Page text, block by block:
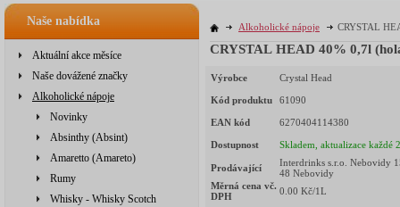
Naše nabídka
Aktuální akce měsíce
Naše dovážené značky
Alkoholické nápoje
Novinky
Absinthy (Absint)
Amaretto (Amareto)
Rumy
Whisky - Whisky Scotch
Alkoholické nápoje CRYSTAL
CRYSTAL HEAD 40% 0,7l
Výrobce Crystal Head
Kód produktu 61090
EAN kód 6270404114380
Dostupnost Skladem, aktualizace každé
Prodávající
Interdrinks s.r.o. Nebovidy
48 Nebovidy
Měrná cena vč.
DPH
0.00 Kč/1L